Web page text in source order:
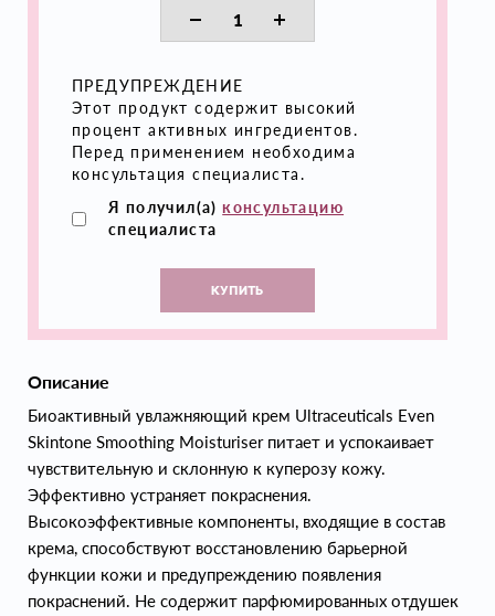
ПРЕДУПРЕЖДЕНИЕ
Этот продукт содержит высокий
процент активных ингредиентов.
Перед применением необходима
консультация специалиста.
Я получил(а)консультацию
специалиста
КУПИТЬ
Описание
Биоактивный увлажняющий крем Ultraceuticals Even
Skintone Smoothing Moisturiser питает и успокаивает
чувствительную и склонную к куперозу кожу.
Эффективно устраняет покраснения.
Высокоэффективные компоненты, входящие в состав
крема, способствуют восстановлению барьерной
функции кожи и предупреждению появления
покраснений. Не содержит парфюмированных отдушек